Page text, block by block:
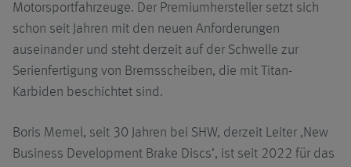
Motorsportfahrzeuge. Der Premiumhersteller setzt sich
schon seit Jahren mit den neuen Anforderungen
auseinander und steht derzeit auf der Schwelle zur
Serienfertigung von Bremsscheiben, die mit Titan-
Karbiden beschichtet sind.
Boris Memel, seit 30 Jahren bei SHW, derzeit Leiter ‚New
Business Development Brake Discs‘, ist seit 2022 für das